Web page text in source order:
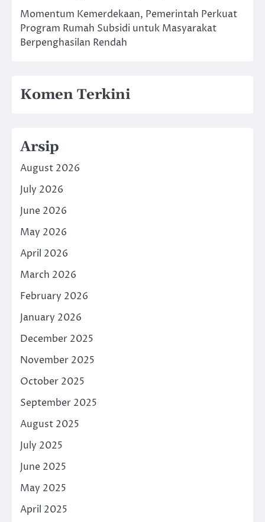
Momentum Kemerdekaan, Pemerintah Perkuat
Program Rumah Subsidi untuk Masyarakat
Berpenghasilan Rendah
Komen Terkini
Arsip
August 2026
July 2026
June 2026
May 2026
April 2026
March 2026
February 2026
January 2026
December 2025
November 2025
October 2025
September 2025
August 2025
July 2025
June 2025
May 2025
April 2025